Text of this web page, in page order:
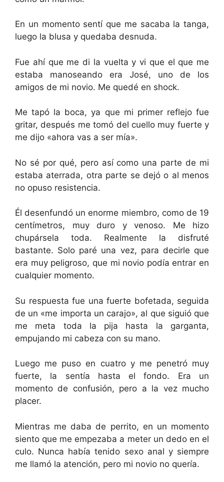
En un momento sentí que me sacaba la tanga,
luego la blusa y quedaba desnuda.
Fue ahí que me di la vuelta y vi que el que me
estaba manoseando era José, uno de los
amigos de mi novio. Me quedé en shock.
Me tapó la boca, ya que mi primer reflejo fue
gritar, después me tomó del cuello muy fuerte y
me dijo «ahora vas a ser mía».
No sé por qué, pero así como una parte de mi
estaba aterrada, otra parte se dejó o al menos
no opuso resistencia.
Él desenfundó un enorme miembro, como de 19
centímetros, muy duro y venoso. Me hizo
chupársela toda. Realmente la disfruté
bastante. Solo paré una vez, para decirle que
era muy peligroso, que mi novio podía entrar en
cualquier momento.
Su respuesta fue una fuerte bofetada, seguida
de un «me importa un carajo», al que siguió que
me meta toda la pija hasta la garganta,
empujando mi cabeza con su mano.
Luego me puso en cuatro y me penetró muy
fuerte, la sentía hasta el fondo. Era un
momento de confusión, pero a la vez mucho
placer.
Mientras me daba de perrito, en un momento
siento que me empezaba a meter un dedo en el
culo. Nunca había tenido sexo anal y siempre
me llamó la atención, pero mi novio no quería.